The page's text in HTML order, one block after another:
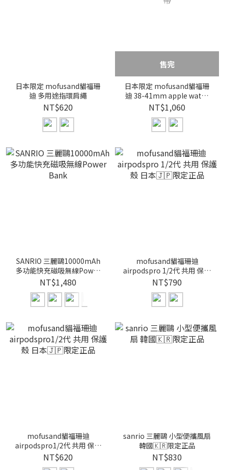
日本限定 mofusand貓福珊
迪 多用途指環肩繩
NT$620
售完
日本限定 mofusand貓福珊
迪 38-41mm apple watch
錶帶
NT$1,060
SANRIO 三麗鷗10000mAh
多功能快充磁吸無線Power
Bank
NT$1,480
mofusand貓福珊迪
airpodspro 1/2代 共用 保護
殼 日本🇯🇵限定正品
NT$790
mofusand貓福珊迪
airpodspro1/2代 共用 保護
殼 日本🇯🇵限定正品
NT$620
sanrio 三麗鷗 小型便攜風扇
韓國🇰🇷限定正品
NT$830